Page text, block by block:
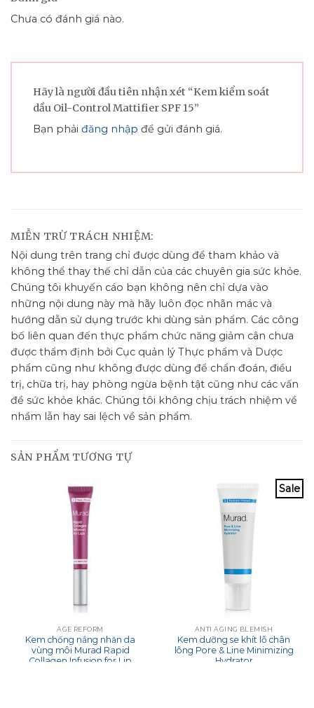
Chưa có đánh giá nào.
Hãy là người đầu tiên nhận xét “Kem kiểm soát
dầu Oil-Control Mattifier SPF 15”
Bạn phải đăng nhập để gửi đánh giá.
MIỄN TRỪ TRÁCH NHIỆM:
Nội dung trên trang chỉ được dùng để tham khảo và
không thể thay thế chỉ dẫn của các chuyên gia sức khỏe.
Chúng tôi khuyến cáo bạn không nên chỉ dựa vào
những nội dung này mà hãy luôn đọc nhãn mác và
hướng dẫn sử dụng trước khi dùng sản phẩm. Các công
bố liên quan đến thực phẩm chức năng giảm cân chưa
được thẩm định bởi Cục quản lý Thực phẩm và Dược
phẩm cũng như không được dùng để chẩn đoán, điều
trị, chữa trị, hay phòng ngừa bệnh tật cũng như các vấn
đề sức khỏe khác. Chúng tôi không chịu trách nhiệm về
nhầm lẫn hay sai lệch về sản phẩm.
SẢN PHẨM TƯƠNG TỰ
AGE REFORM
Kem chống nắng nhăn da
vùng môi Murad Rapid
Collagen Infusion for Lip
Sale
ANTI AGING BLEMISH
Kem dưỡng se khít lỗ chân
lông Pore & Line Minimizing
Hydrator